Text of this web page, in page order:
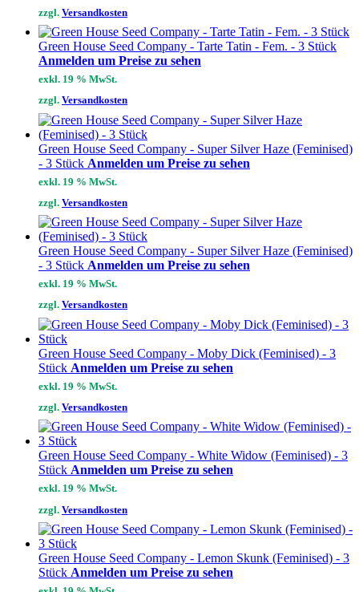
zzgl. Versandkosten
Green House Seed Company - Tarte Tatin - Fem. - 3 Stück
Anmelden um Preise zu sehen
exkl. 19 % MwSt.
zzgl. Versandkosten
Green House Seed Company - Super Silver Haze (Feminised)
- 3 Stück Anmelden um Preise zu sehen
exkl. 19 % MwSt.
zzgl. Versandkosten
Green House Seed Company - Super Silver Haze (Feminised)
- 3 Stück Anmelden um Preise zu sehen
exkl. 19 % MwSt.
zzgl. Versandkosten
Green House Seed Company - Moby Dick (Feminised) - 3
Stück Anmelden um Preise zu sehen
exkl. 19 % MwSt.
zzgl. Versandkosten
Green House Seed Company - White Widow (Feminised) - 3
Stück Anmelden um Preise zu sehen
exkl. 19 % MwSt.
zzgl. Versandkosten
Green House Seed Company - Lemon Skunk (Feminised) - 3
Stück Anmelden um Preise zu sehen